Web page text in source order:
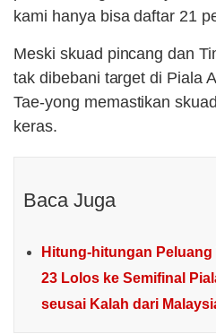
kami hanya bisa daftar 21
Meski skuad pincang dan
tak dibebani target di Piala
Tae-yong memastikan
keras.
Baca Juga
Hitung-hitungan
23 Lolos ke Semifinal
seusai Kalah dari